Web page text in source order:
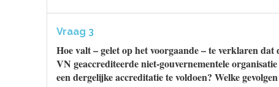
Vraag 3
Hoe valt – gelet op het voorgaande – te verklaren
VN geaccrediteerde niet-gouvernementele
een dergelijke accreditatie te voldoen? Welke